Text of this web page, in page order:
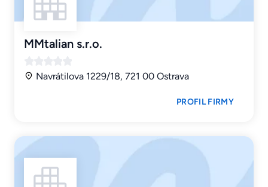
MMtalian s.r.o.
Navrátilova 1229/18, 721 00 Ostrava
PROFIL FIRMY